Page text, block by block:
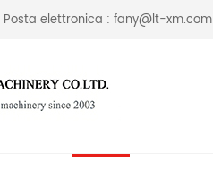
Posta elettronica : fany@lt-xm.com